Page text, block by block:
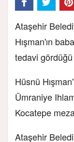
Ataşehir
Hışman'ın
tedavi
Hüsnü
Ümraniye
Kocatepe
Ataşehir